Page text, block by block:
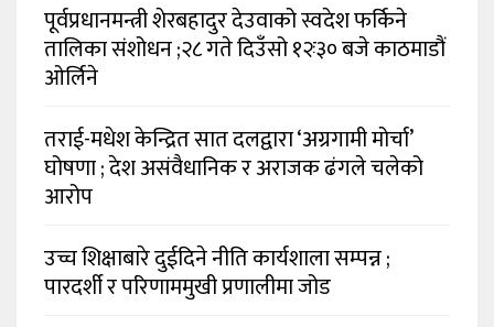
पूर्वप्रधानमन्त्री शेरबहादुर देउवाको स्वदेश फर्किने
तालिका संशोधन ;२८ गते दिउँसो १२ः३० बजे काठमाडौं
ओर्लिने
तराई-मधेश केन्द्रित सात दलद्वारा ‘अग्रगामी मोर्चा’
घोषणा ; देश असंवैधानिक र अराजक ढंगले चलेको
आरोप
उच्च शिक्षाबारे दुईदिने नीति कार्यशाला सम्पन्न ;
पारदर्शी र परिणाममुखी प्रणालीमा जोड